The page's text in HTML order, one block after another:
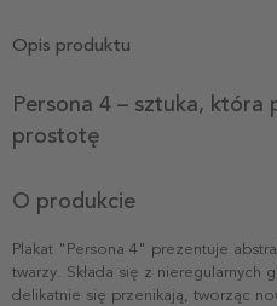
Opis produktu
Persona 4 – sztuka, która
prostotę
O produkcie
Plakat "Persona 4" prezentuje
twarzy. Składa się z nieregularnych
delikatnie się przenikają, tworząc